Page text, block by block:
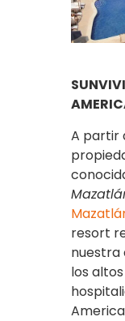
A partir
resort
nuestra
los